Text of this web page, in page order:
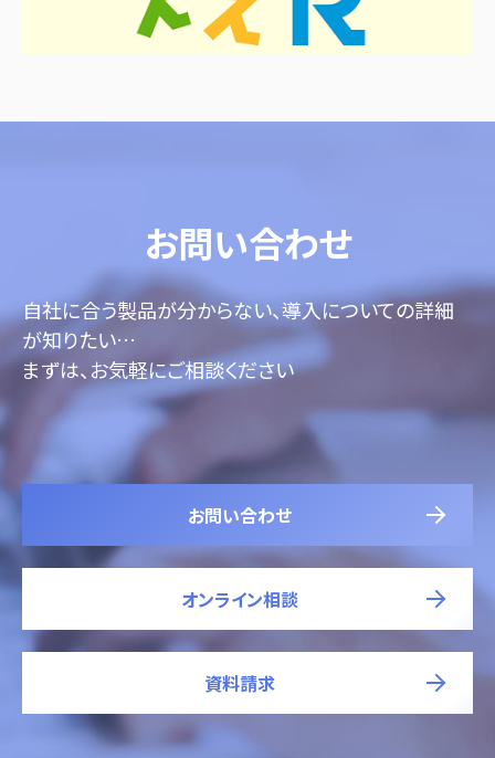
お問い合わせ
自社に合う製品が分からない、導入についての詳細
が知りたい…
まずは、お気軽にご相談ください
お問い合わせ
オンライン相談
資料請求